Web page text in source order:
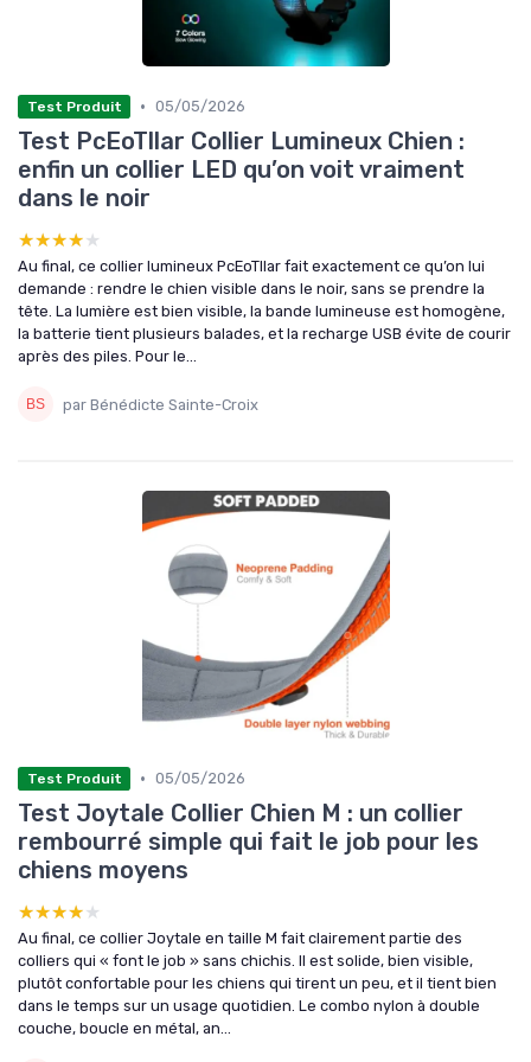
Test Produit • 05/05/2026
Test PcEoTllar Collier Lumineux Chien :
enfin un collier LED qu’on voit vraiment
dans le noir
★★★★★
★★★★★
Au final, ce collier lumineux PcEoTllar fait exactement ce qu’on lui
demande : rendre le chien visible dans le noir, sans se prendre la
tête. La lumière est bien visible, la bande lumineuse est homogène,
la batterie tient plusieurs balades, et la recharge USB évite de courir
après des piles. Pour le...
par Bénédicte Sainte-Croix
Test Produit • 05/05/2026
Test Joytale Collier Chien M : un collier
rembourré simple qui fait le job pour les
chiens moyens
★★★★★
★★★★★
Au final, ce collier Joytale en taille M fait clairement partie des
colliers qui « font le job » sans chichis. Il est solide, bien visible,
plutôt confortable pour les chiens qui tirent un peu, et il tient bien
dans le temps sur un usage quotidien. Le combo nylon à double
couche, boucle en métal, an...